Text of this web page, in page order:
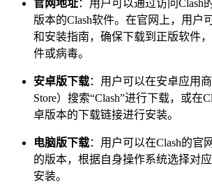
官网地址：用户可以通过访问Clash
版本的Clash软件。在官网上，用户
和安装指南，确保下载到正版软件
件或病毒。
安卓版下载：用户可以在安卓应用
Store）搜索“Clash”进行下载，或在
卓版本的下载链接进行安装。
电脑版下载：用户可以在Clash的官
的版本，根据自身操作系统选择对
安装。